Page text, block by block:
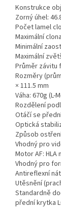
Konstrukce
Zorný úhel:
Počet lamel
Maximální
Minimální
Maximální
Průměr závitu
Rozměry
× 111.5 mm
Váha: 670g (L-
Rozdělení
Otáčí se
Optická
Způsob
Vhodný pro
Motor AF: HLA
Vhodný pro
Antireflexní
Utěsnění
Standardně
přední krytka